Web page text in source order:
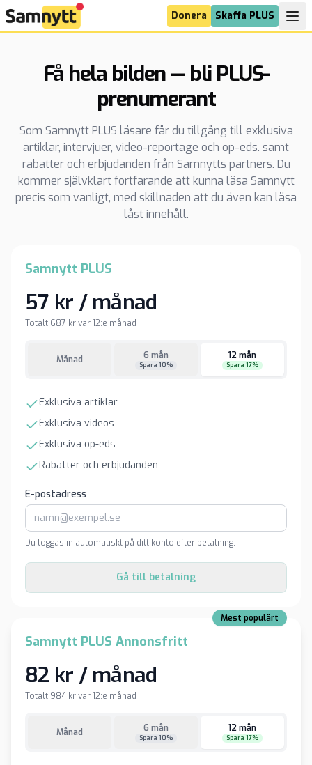
Donera Skaffa PLUS
Få hela bilden — bli PLUS-
prenumerant
Som Samnytt PLUS läsare får du tillgång till exklusiva
artiklar, intervjuer, video-reportage och op-eds. samt
rabatter och erbjudanden från Samnytts partners. Du
kommer självklart fortfarande att kunna läsa Samnytt
precis som vanligt, med skillnaden att du även kan läsa
låst innehåll.
Samnytt PLUS
57 kr / månad
Totalt 687 kr var 12:e månad
Månad 6 mån
Spara 10%
12 mån
Spara 17%
Exklusiva artiklar
Exklusiva videos
Exklusiva op-eds
Rabatter och erbjudanden
E-postadress
Du loggas in automatiskt på ditt konto efter betalning.
Gå till betalning
Mest populärt
Samnytt PLUS Annonsfritt
82 kr / månad
Totalt 984 kr var 12:e månad
Månad 6 mån
Spara 10%
12 mån
Spara 17%